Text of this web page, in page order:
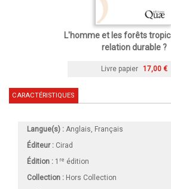
L'homme et les forêts
relation durable ?
Livre papier 17,00 €
CARACTÉRISTIQUES
Langue(s) : Anglais, Français
Éditeur : Cirad
Édition : 1 re édition
Collection : Hors Collection